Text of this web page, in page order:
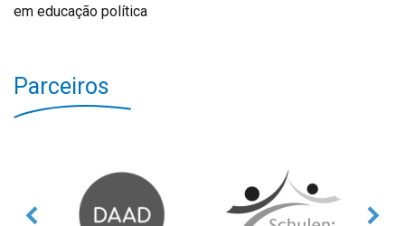
em educação política
Parceiros